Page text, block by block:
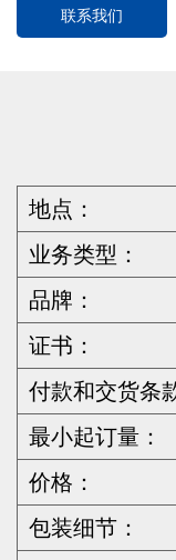
联系我们
地点：
业务类型：
品牌：
证书：
付款和交货条
最小起订量：
价格：
包装细节：